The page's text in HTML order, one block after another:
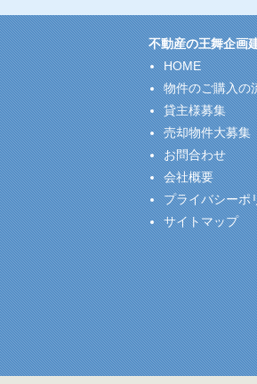
不動産の王舞企画
HOME
物件のご購入の
貸主様募集
売却物件大募集
お問合わせ
会社概要
プライバシーポ
サイトマップ